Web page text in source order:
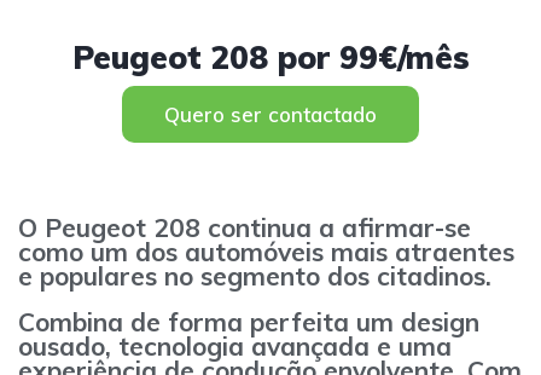
Peugeot 208 por 99€/mês
Quero ser contactado
O Peugeot 208 continua a afirmar-se
como um dos automóveis mais atraentes
e populares no segmento dos citadinos.
Combina de forma perfeita um design
ousado, tecnologia avançada e uma